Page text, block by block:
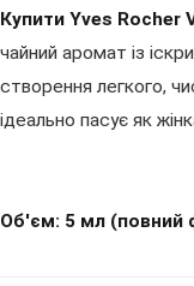
Купити Yves Rocher
чайний аромат із
створення легкого,
ідеально пасує як
Об'єм: 5 мл (повний